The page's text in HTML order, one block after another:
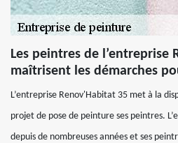
Les peintres de l’entreprise
maîtrisent les démarches
L’entreprise Renov'Habitat 35 met à la
projet de pose de peinture ses peintres.
depuis de nombreuses années et ses